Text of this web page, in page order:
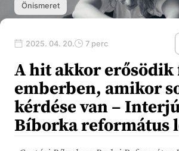
Önismeret
2025. 04. 20. 7 perc
A hit akkor erősödik
emberben, amikor
kérdése van –
Bíborka református